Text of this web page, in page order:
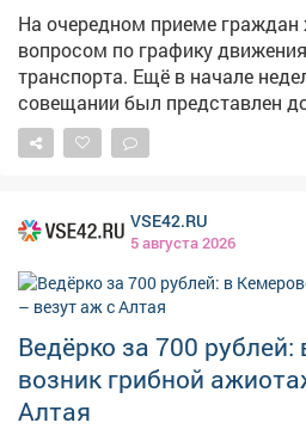
На очередном приеме граждан
вопросом по графику
транспорта. Ещё в начале
совещании был представлен
АТП о работе предприятия.
пожелания жителей, хотя
благоустройства дворов,
домов, личные проблемы
Попасть на прием по личным
каждые первую и третью
Строителей 18, общественная
Предварительная запись по
VSE42.RU
5 августа 2026
Ведёрко за 700
возник грибной
Алтая